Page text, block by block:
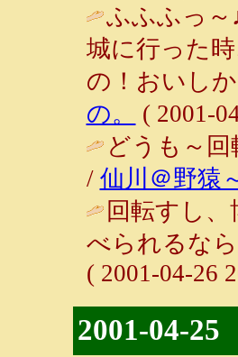
ふふふっ
城に行った
の！おいし
の。
( 2001-
どうも～
/ 仙川＠野猿
回転すし
べられるな
( 2001-04-26
2001-04-